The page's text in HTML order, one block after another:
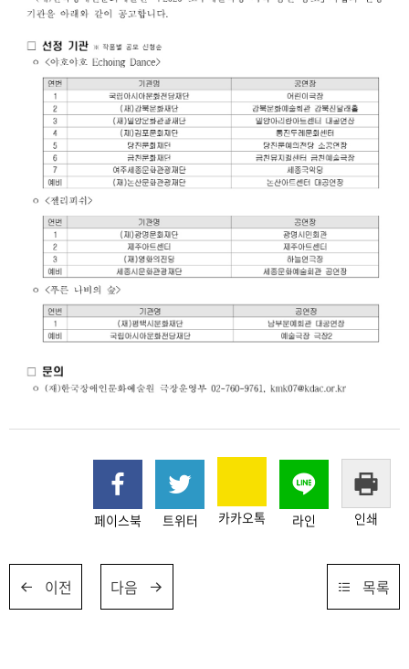
페이스북 트위터 카카오톡 라인 인쇄
이전 다음 목록